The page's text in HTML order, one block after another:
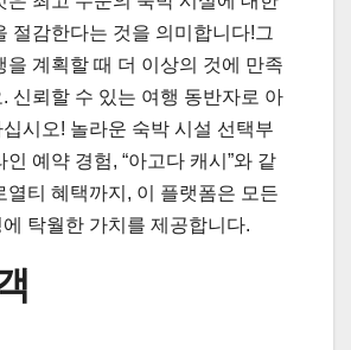
절감한다는 것을 의미합니다!그
을 계획할 때 더 이상의 것에 만족
신뢰할 수 있는 여행 동반자로 아
시오! 놀라운 숙박 시설 선택부
인 예약 경험, “아고다 캐시”와 같
열티 혜택까지, 이 플랫폼은 모든
탁월한 가치를 제공합니다.